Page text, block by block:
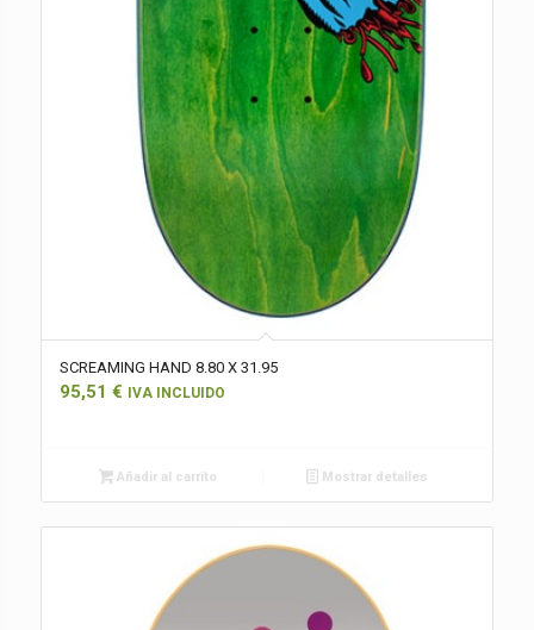
SCREAMING HAND 8.80 X 31.95
95,51 € IVA INCLUIDO
Añadir al carrito Mostrar detalles